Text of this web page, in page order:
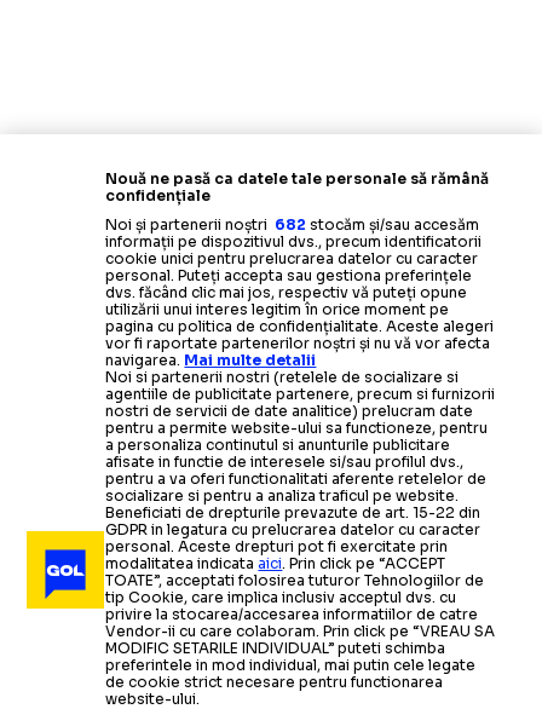
Nouă ne pasă ca datele tale personale să rămână
confidențiale
Noi și partenerii noștri 682 stocăm și/sau accesăm
informații pe dispozitivul dvs., precum identificatorii
cookie unici pentru prelucrarea datelor cu caracter
personal. Puteți accepta sau gestiona preferințele
dvs. făcând clic mai jos, respectiv vă puteți opune
utilizării unui interes legitim în orice moment pe
pagina cu politica de confidențialitate. Aceste alegeri
vor fi raportate partenerilor noștri și nu vă vor afecta
navigarea. Mai multe detalii
Noi si partenerii nostri (retelele de socializare si
agentiile de publicitate partenere, precum si furnizorii
nostri de servicii de date analitice) prelucram date
pentru a permite website-ului sa functioneze, pentru
a personaliza continutul si anunturile publicitare
afisate in functie de interesele si/sau profilul dvs.,
pentru a va oferi functionalitati aferente retelelor de
socializare si pentru a analiza traficul pe website.
Beneficiati de drepturile prevazute de art. 15-22 din
GDPR in legatura cu prelucrarea datelor cu caracter
personal. Aceste drepturi pot fi exercitate prin
modalitatea indicataaici. Prin click pe “ACCEPT
TOATE”, acceptati folosirea tuturor Tehnologiilor de
tip Cookie, care implica inclusiv acceptul dvs. cu
privire la stocarea/accesarea informatiilor de catre
Vendor-ii cu care colaboram. Prin click pe “VREAU SA
MODIFIC SETARILE INDIVIDUAL” puteti schimba
preferintele in mod individual, mai putin cele legate
de cookie strict necesare pentru functionarea
website-ului.